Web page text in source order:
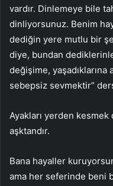
vardır. Dinlemeye bile
dinliyorsunuz. Benim
dediğin yere mutlu bir
diye, bundan
değişime,
sebepsiz sevmektir”
Ayakları yerden
aşktandır.
Bana hayaller
ama her seferinde beni